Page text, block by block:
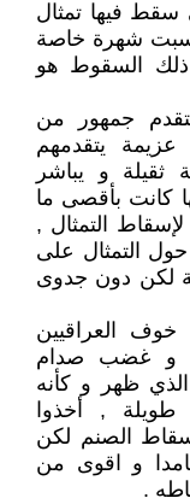
سقط فيها تمثال
شهرة خاصة
ذلك السقوط هو
جمهور من
عزيمة يتقدمهم
و يباشر
كانت بأقصى ما
التمثال ,
التمثال على
لكن دون جدوى
العراقيين
و غضب صدام
ظهر و كأنه
, أخذوا
الصنم لكن
و اقوى من
.